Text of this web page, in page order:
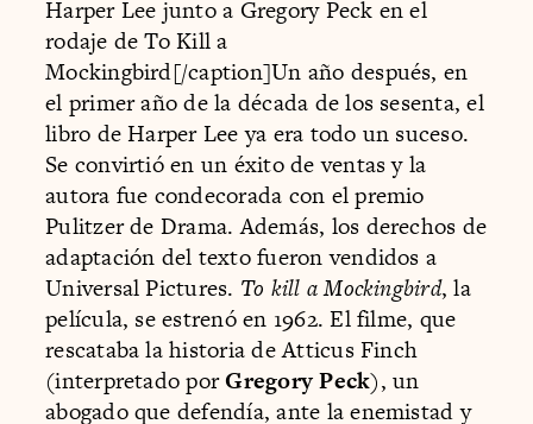
Harper Lee junto a Gregory Peck en el
rodaje de To Kill a
Mockingbird[/caption]Un año después, en
el primer año de la década de los sesenta, el
libro de Harper Lee ya era todo un suceso.
Se convirtió en un éxito de ventas y la
autora fue condecorada con el premio
Pulitzer de Drama. Además, los derechos de
adaptación del texto fueron vendidos a
Universal Pictures. To kill a Mockingbird, la
película, se estrenó en 1962. El filme, que
rescataba la historia de Atticus Finch
(interpretado porGregory Peck), un
abogado que defendía, ante la enemistad y